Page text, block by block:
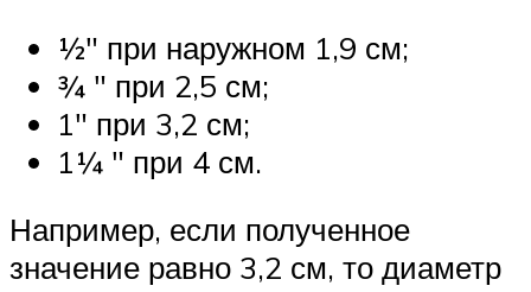
½″ при наружном 1,9 см;
¾ ″ при 2,5 см;
1″ при 3,2 см;
1¼ ″ при 4 см.
Например, если полученное
значение равно 3,2 см, то диаметр